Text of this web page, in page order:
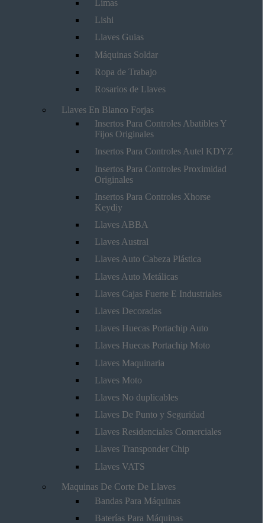
Limas
Lishi
Llaves Guias
Máquinas Soldar
Ropa de Trabajo
Rosarios de Llaves
Llaves En Blanco Forjas
Insertos Para Controles Abatibles Y
Fijos Originales
Insertos Para Controles Autel KDYZ
Insertos Para Controles Proximidad
Originales
Insertos Para Controles Xhorse
Keydiy
Llaves ABBA
Llaves Austral
Llaves Auto Cabeza Plástica
Llaves Auto Metálicas
Llaves Cajas Fuerte E Industriales
Llaves Decoradas
Llaves Huecas Portachip Auto
Llaves Huecas Portachip Moto
Llaves Maquinaria
Llaves Moto
Llaves No duplicables
Llaves De Punto y Seguridad
Llaves Residenciales Comerciales
Llaves Transponder Chip
Llaves VATS
Maquinas De Corte De Llaves
Bandas Para Máquinas
Baterías Para Máquinas